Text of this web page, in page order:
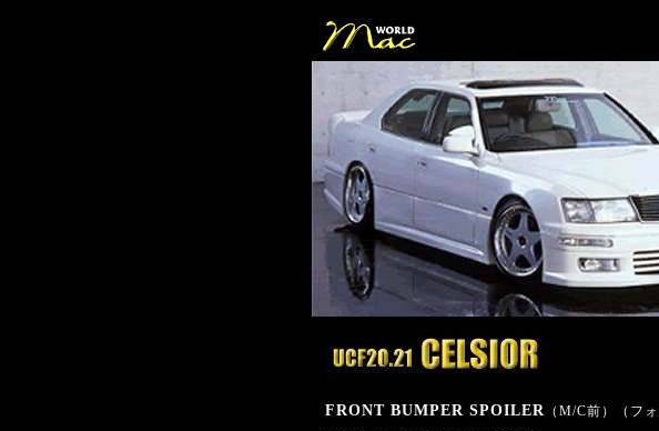
FRONT BUMPER SPOILER （M/C前）（フ